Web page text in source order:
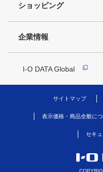
ショッピング
企業情報
I-O DATA Global
サイトマップ
表示価格・商品全般に
セキ